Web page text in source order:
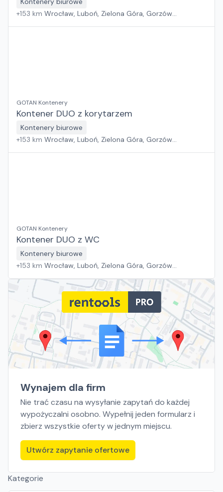
+153 km Wrocław, Luboń, Zielona Góra, Gorzów
GOTAN Kontenery
Kontener DUO z korytarzem
Kontenery biurowe
+153 km Wrocław, Luboń, Zielona Góra, Gorzów
GOTAN Kontenery
Kontener DUO z WC
Kontenery biurowe
+153 km Wrocław, Luboń, Zielona Góra, Gorzów
Wynajem dla firm
Nie trać czasu na wysyłanie zapytań do każdej
wypożyczalni osobno. Wypełnij jeden formularz i
zbierz wszystkie oferty w jednym miejscu.
Utwórz zapytanie ofertowe
Kategorie